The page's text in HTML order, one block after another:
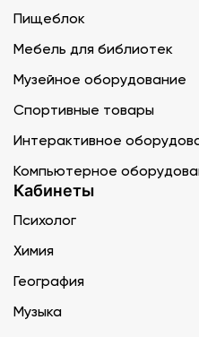
Пищеблок
Мебель для библиотек
Музейное оборудование
Спортивные товары
Интерактивное
Компьютерное
Кабинеты
Психолог
Химия
География
Музыка